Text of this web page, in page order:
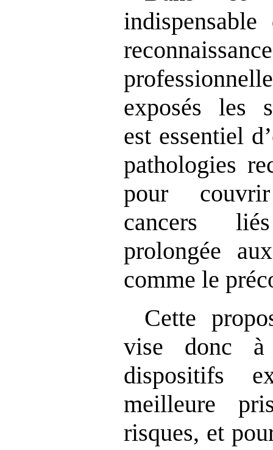
exposés les
est essentiel
pathologies
pour
cancers
prolongée
comme le
Cette
vise donc
dispositifs
meilleure
risques, et